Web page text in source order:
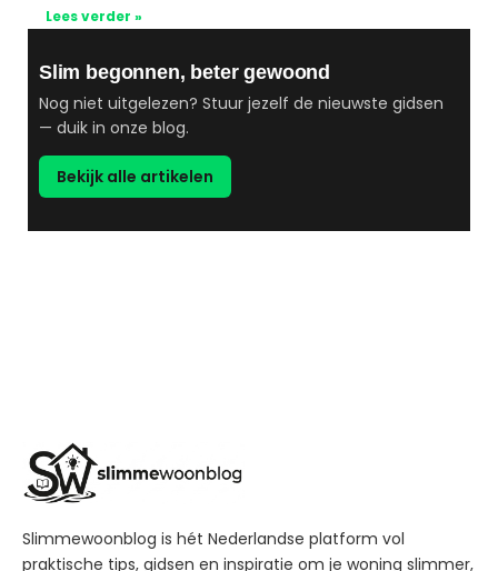
Lees verder »
Slim begonnen, beter gewoond
Nog niet uitgelezen? Stuur jezelf de nieuwste gidsen
— duik in onze blog.
Bekijk alle artikelen
Slimmewoonblog is hét Nederlandse platform vol
praktische tips, gidsen en inspiratie om je woning slimmer,